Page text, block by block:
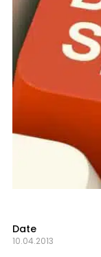
Date
10.04.2013